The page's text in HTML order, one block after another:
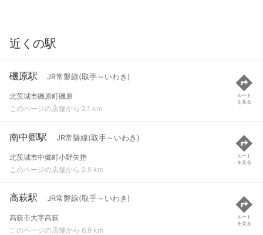
近くの駅
磯原駅 JR常磐線(取手～いわき)
北茨城市磯原町磯原
このページの店舗から 2.1 km
ルート
を見る
南中郷駅 JR常磐線(取手～いわき)
北茨城市中郷町小野矢指
このページの店舗から 2.5 km
ルート
を見る
高萩駅 JR常磐線(取手～いわき)
高萩市大字高萩
このページの店舗から 6.9 km
ルート
を見る